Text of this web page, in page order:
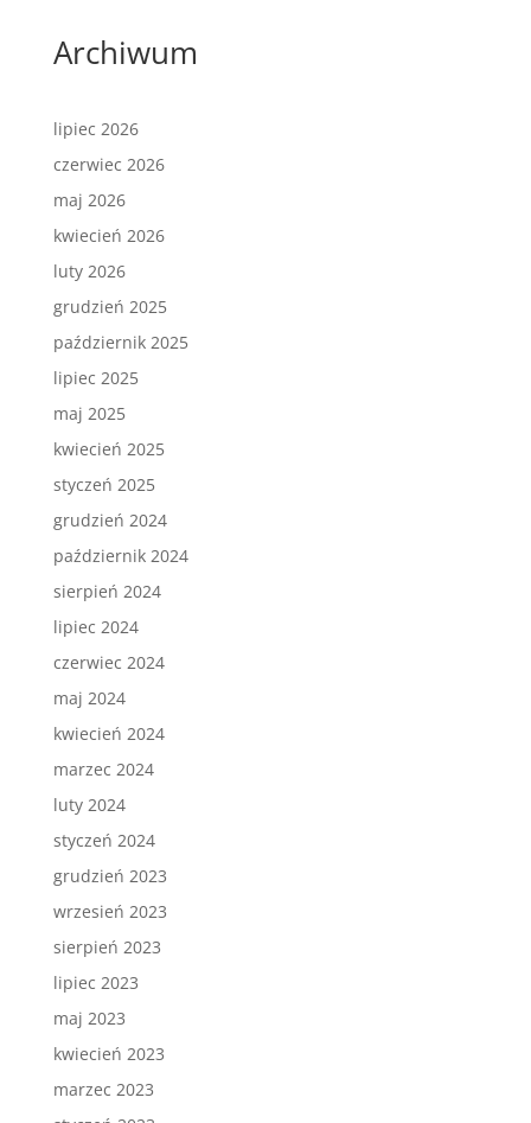
Archiwum
lipiec 2026
czerwiec 2026
maj 2026
kwiecień 2026
luty 2026
grudzień 2025
październik 2025
lipiec 2025
maj 2025
kwiecień 2025
styczeń 2025
grudzień 2024
październik 2024
sierpień 2024
lipiec 2024
czerwiec 2024
maj 2024
kwiecień 2024
marzec 2024
luty 2024
styczeń 2024
grudzień 2023
wrzesień 2023
sierpień 2023
lipiec 2023
maj 2023
kwiecień 2023
marzec 2023